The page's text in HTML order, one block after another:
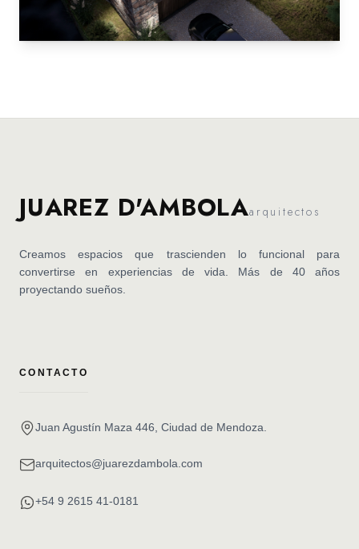
JUAREZ D'AMBOLAarquitectos
Creamos espacios que trascienden lo funcional para
convertirse en experiencias de vida. Más de 40 años
proyectando sueños.
CONTACTO
Juan Agustín Maza 446, Ciudad de Mendoza.
arquitectos@juarezdambola.com
+54 9 2615 41-0181